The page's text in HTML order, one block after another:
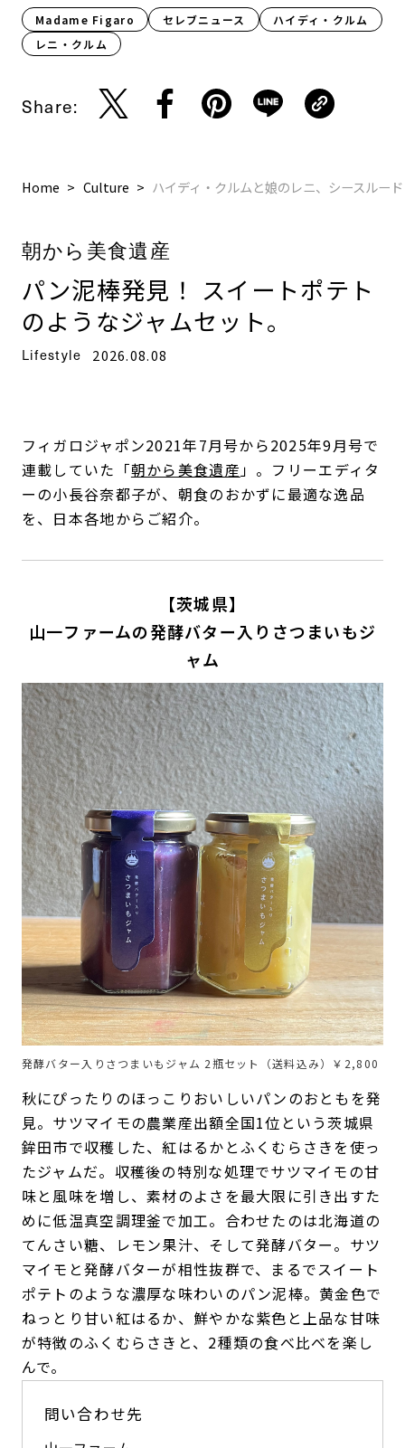
Madame Figaro セレブニュース
ハイディ・クルム
レニ・クルム
Share:
Home Culture ハイディ・クルムと娘のレニ、シースルー
朝から美食遺産
パン泥棒発見！ スイートポテト
のようなジャムセット。
Lifestyle 2026.08.08
フィガロジャポン2021年7月号から2025年9月号で
連載していた「朝から美食遺産」。フリーエディタ
ーの小長谷奈都子が、朝食のおかずに最適な逸品
を、日本各地からご紹介。
【茨城県】
山一ファームの発酵バター入りさつまいもジ
ャム
発酵バター入りさつまいもジャム 2瓶セット（送料込み）￥2,800
秋にぴったりのほっこりおいしいパンのおともを発
見。サツマイモの農業産出額全国1位という茨城県
鉾田市で収穫した、紅はるかとふくむらさきを使っ
たジャムだ。収穫後の特別な処理でサツマイモの甘
味と風味を増し、素材のよさを最大限に引き出すた
めに低温真空調理釜で加工。合わせたのは北海道の
てんさい糖、レモン果汁、そして発酵バター。サツ
マイモと発酵バターが相性抜群で、まるでスイート
ポテトのような濃厚な味わいのパン泥棒。黄金色で
ねっとり甘い紅はるか、鮮やかな紫色と上品な甘味
が特徴のふくむらさきと、2種類の食べ比べを楽し
んで。
問い合わせ先